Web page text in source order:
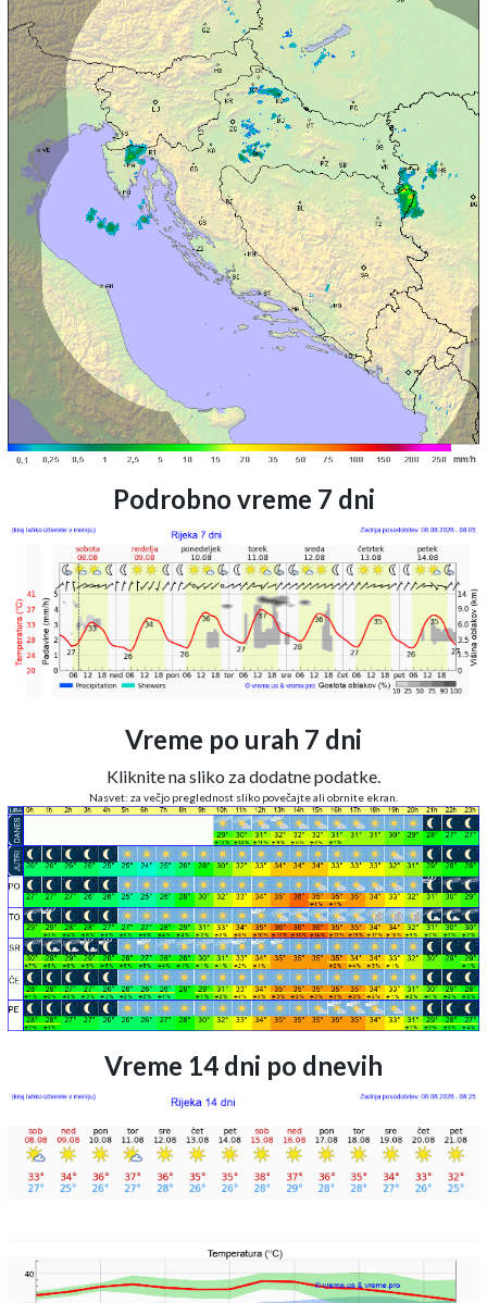
Podrobno vreme 7 dni
Vreme po urah 7 dni
Kliknite na sliko za dodatne podatke.
Nasvet: za večjo preglednost sliko povečajte ali obrnite ekran.
Vreme 14 dni po dnevih